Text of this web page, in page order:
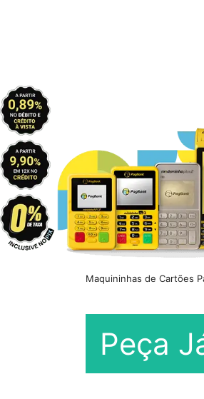
Maquininhas de Cartões
Peça